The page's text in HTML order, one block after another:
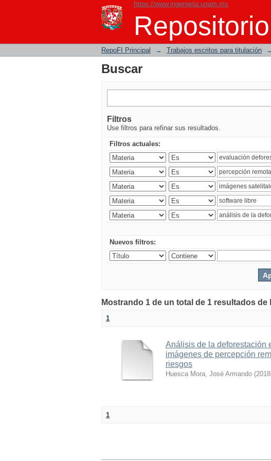
https://www.ingenieria.unam.mx
Buscar
RepoFI Principal → Trabajos escritos para titulación
Buscar
Filtros
Use filtros para refinar sus resultados.
Filtros actuales:
Nuevos filtros:
Mostrando 1 de un total de 1 resultados
1
Análisis de la deforestación
imágenes de percepción
riesgos
Huesca Mora, José Armando (
1